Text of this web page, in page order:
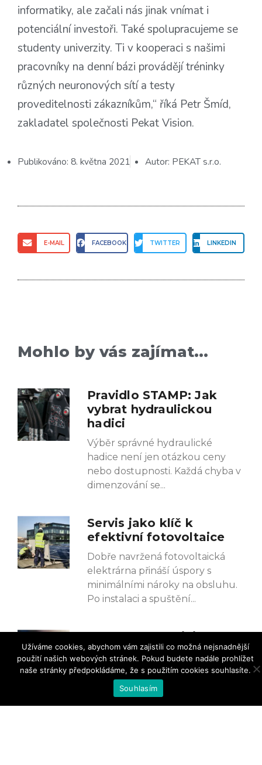
informatiky, ale začali nás jinak vnímat i
potenciální investoři. Také spolupracujeme se
studenty univerzity. Ti v kooperaci s našimi
pracovníky na denní bázi provádějí tréninky
různých neuronových sítí a testy
proveditelnosti zákazníkům,“ říká Petr Šmíd,
zakladatel společnosti Pekat Vision.
Publikováno: 8. května 2021 Autor: PEKAT s.r.o.
E-MAIL FACEBOOK TWITTER LINKEDIN
Mohlo by vás zajímat...
Pravidlo STAMP: Jak
vybrat hydraulickou
hadici
Výběr správné hydraulické
hadice není jen otázkou ceny
nebo dostupnosti. Každá chyba v
dimenzování se
Servis jako klíč k
efektivní fotovoltaice
Dobře navržená fotovoltaická
elektrárna přináší úspory s
minimálními nároky na obsluhu.
Po instalaci a spuštění
EET Group spojuje síly
se SystemHouse
Solutions
Společnost EET Group, jeden z
největších evropských
Užíváme cookies, abychom vám zajistili co možná nejsnadnější
použití našich webových stránek. Pokud budete nadále prohlížet
naše stránky předpokládáme, že s použitím cookies souhlasíte.
Souhlasím